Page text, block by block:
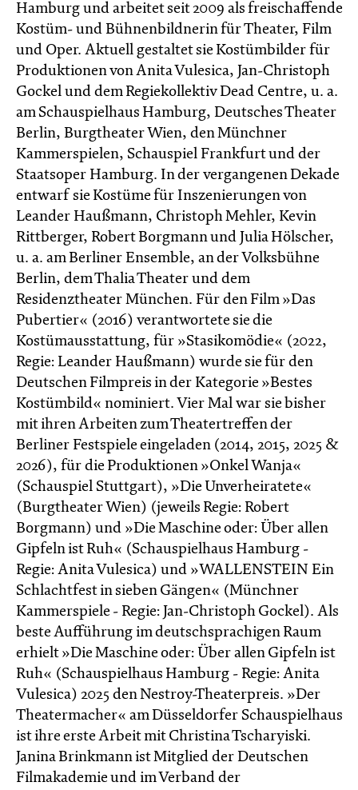
Hamburg und arbeitet seit 2009 als freischaffende
Kostüm- und Bühnenbildnerin für Theater, Film
und Oper. Aktuell gestaltet sie Kostümbilder für
Produktionen von Anita Vulesica, Jan-Christoph
Gockel und dem Regiekollektiv Dead Centre, u. a.
am Schauspielhaus Hamburg, Deutsches Theater
Berlin, Burgtheater Wien, den Münchner
Kammerspielen, Schauspiel Frankfurt und der
Staatsoper Hamburg. In der vergangenen Dekade
entwarf sie Kostüme für Inszenierungen von
Leander Haußmann, Christoph Mehler, Kevin
Rittberger, Robert Borgmann und Julia Hölscher,
u. a. am Berliner Ensemble, an der Volksbühne
Berlin, dem Thalia Theater und dem
Residenztheater München. Für den Film »Das
Pubertier« (2016) verantwortete sie die
Kostümausstattung, für »Stasikomödie« (2022,
Regie: Leander Haußmann) wurde sie für den
Deutschen Filmpreis in der Kategorie »Bestes
Kostümbild« nominiert. Vier Mal war sie bisher
mit ihren Arbeiten zum Theatertreffen der
Berliner Festspiele eingeladen (2014, 2015, 2025 &
2026), für die Produktionen »Onkel Wanja«
(Schauspiel Stuttgart), »Die Unverheiratete«
(Burgtheater Wien) (jeweils Regie: Robert
Borgmann) und »Die Maschine oder: Über allen
Gipfeln ist Ruh« (Schauspielhaus Hamburg -
Regie: Anita Vulesica) und »WALLENSTEIN Ein
Schlachtfest in sieben Gängen« (Münchner
Kammerspiele - Regie: Jan-Christoph Gockel). Als
beste Aufführung im deutschsprachigen Raum
erhielt »Die Maschine oder: Über allen Gipfeln ist
Ruh« (Schauspielhaus Hamburg - Regie: Anita
Vulesica) 2025 den Nestroy-Theaterpreis. »Der
Theatermacher« am Düsseldorfer Schauspielhaus
ist ihre erste Arbeit mit Christina Tscharyiski.
Janina Brinkmann ist Mitglied der Deutschen
Filmakademie und im Verband der